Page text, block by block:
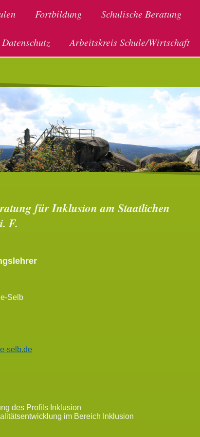
Fortbildung Schulische Beratung
Arbeitskreis Schule/Wirtschaft
für Inklusion am Staatlichen
F.
Selb
selb.de
des Profils Inklusion
im Bereich Inklusion